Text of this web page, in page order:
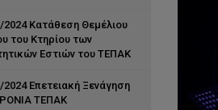
2024 Κατάθεση Θεμέλιου
του Κτηρίου των
Εστιών του ΤΕΠΑΚ
2024 Επετειακή Ξενάγηση
ΤΕΠΑΚ